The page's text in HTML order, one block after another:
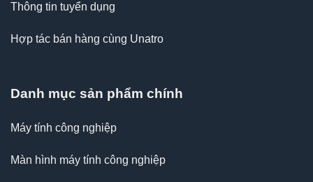
Thông tin tuyển dụng
Hợp tác bán hàng cùng Unatro
Danh mục sản phẩm chính
Máy tính công nghiệp
Màn hình máy tính công nghiệp